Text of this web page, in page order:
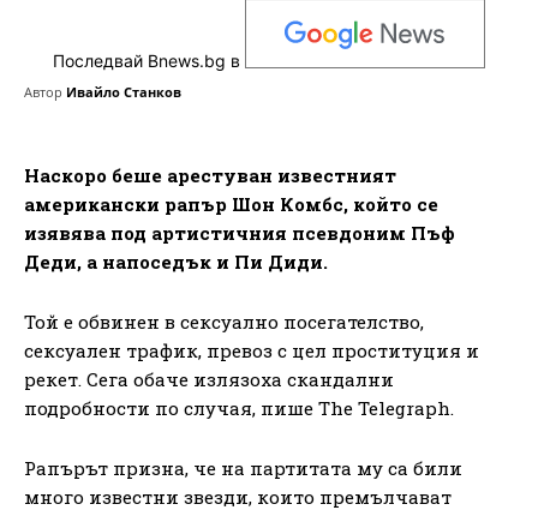
Последвай Bnews.bg в
Автор Ивайло Станков
Наскоро беше арестуван известният
американски рапър Шон Комбс, който се
изявява под артистичния псевдоним Пъф
Деди, а напоседък и Пи Диди.
Той е обвинен в сексуално посегателство,
сексуален трафик, превоз с цел проституция и
рекет. Сега обаче излязоха скандални
подробности по случая, пише The Telegraph.
Рапърът призна, че на партитата му са били
много известни звезди, които премълчават